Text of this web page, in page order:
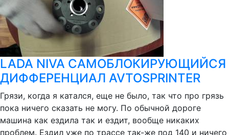
LADA NIVA САМОБЛОКИРУЮЩИЙСЯ
ДИФФЕРЕНЦИАЛ AVTOSPRINTER
Грязи, когда я катался, еще не было, так что про грязь
пока ничего сказать не могу. По обычной дороге
машина как ездила так и ездит, вообще никаких
проблем. Ездил уже по трассе так-же под 140 и ничего